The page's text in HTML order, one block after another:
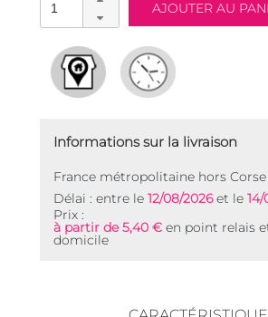
Informations sur la livraison
France métropolitaine hors Corse
Délai : entre le 12/08/2026et le
Prix :
à partir de 5,40 € en point relais
domicile